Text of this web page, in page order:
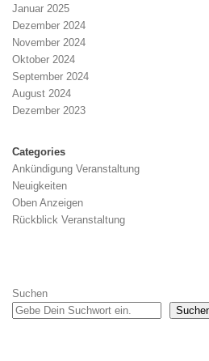
Januar 2025
Dezember 2024
November 2024
Oktober 2024
September 2024
August 2024
Dezember 2023
Categories
Ankündigung Veranstaltung
Neuigkeiten
Oben Anzeigen
Rückblick Veranstaltung
Suchen